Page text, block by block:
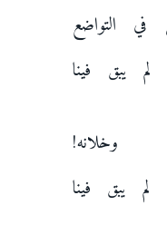
التواضع
يبق فينا
يبق فينا